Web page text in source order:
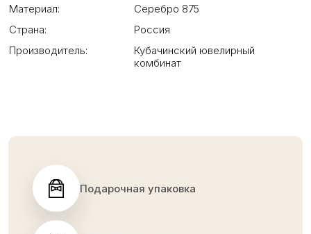
Материал:
Серебро 875
Страна:
Россия
Производитель:
Кубачинский ювелирный
комбинат
Подарочная упаковка